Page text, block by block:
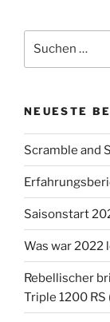
nach:
NEUESTE
Scramble and
Saisonstart
Was war 2022
Rebellischer
Triple 1200 RS